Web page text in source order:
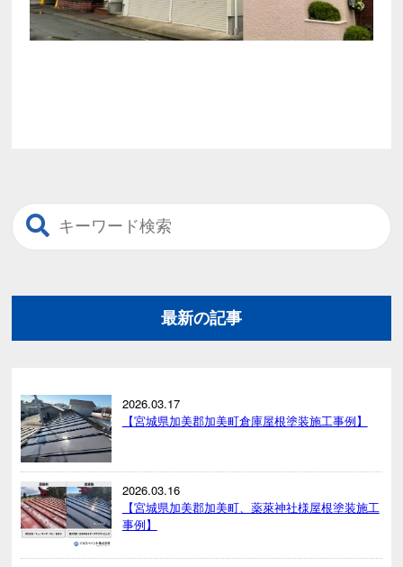
最新の記事
2026.03.17
【宮城県加美郡加美町倉庫屋根塗装施工事例】
2026.03.16
【宮城県加美郡加美町、薬萊神社様屋根塗装施工
事例】